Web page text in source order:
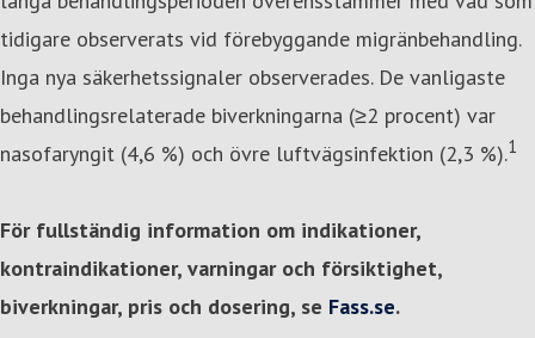
tidigare observerats vid förebyggande migränbehandling.
Inga nya säkerhetssignaler observerades. De vanligaste
behandlingsrelaterade biverkningarna (≥2 procent) var
nasofaryngit (4,6 %) och övre luftvägsinfektion (2,3 %).1
För fullständig information om indikationer,
kontraindikationer, varningar och försiktighet,
biverkningar, pris och dosering, se Fass.se.